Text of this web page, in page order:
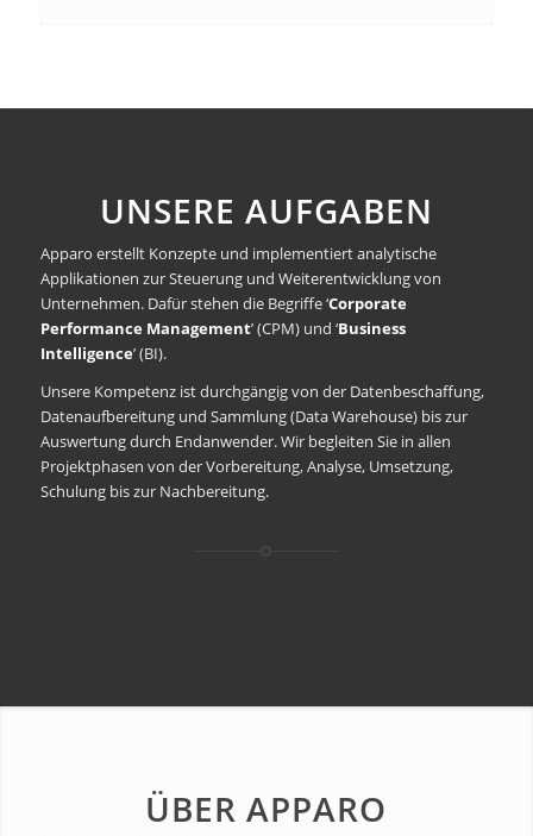
UNSERE AUFGABEN
Apparo erstellt Konzepte und implementiert analytische
Applikationen zur Steuerung und Weiterentwicklung von
Unternehmen. Dafür stehen die Begriffe ‘Corporate
Performance Management’ (CPM) und ‘Business
Intelligence’ (BI).
Unsere Kompetenz ist durchgängig von der Datenbeschaffung,
Datenaufbereitung und Sammlung (Data Warehouse) bis zur
Auswertung durch Endanwender. Wir begleiten Sie in allen
Projektphasen von der Vorbereitung, Analyse, Umsetzung,
Schulung bis zur Nachbereitung.
ÜBER APPARO